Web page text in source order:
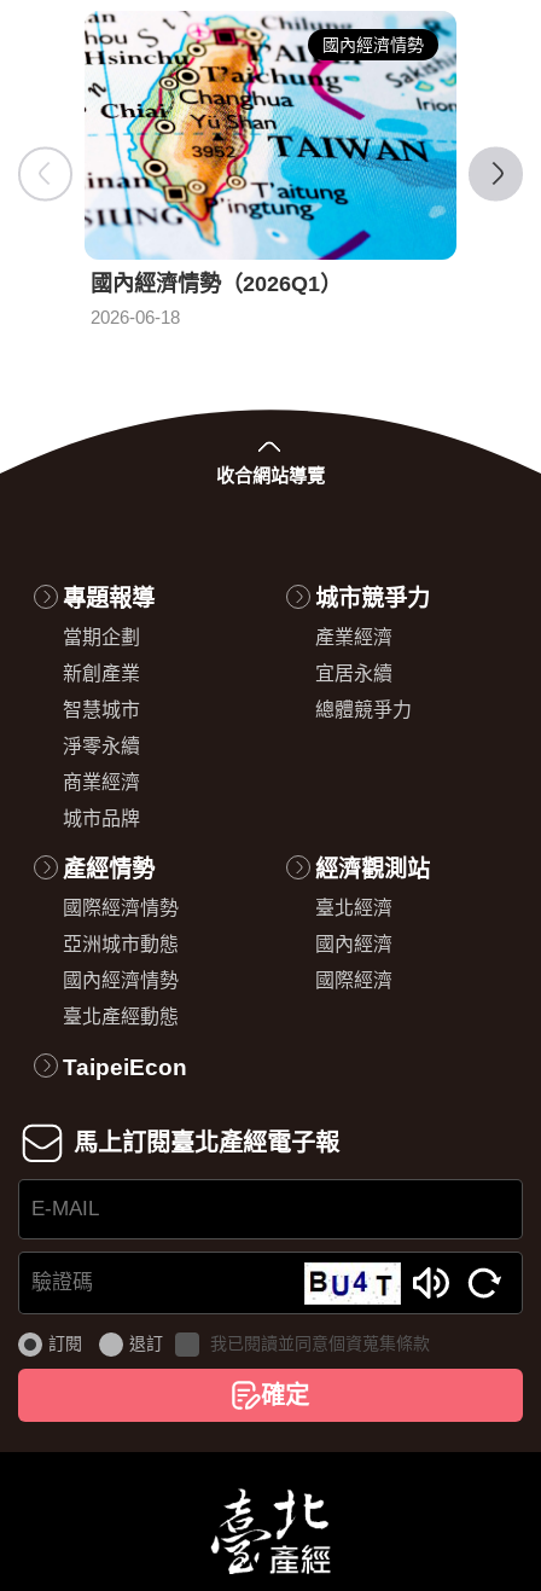
國內經濟情勢
國內經濟情勢（2026Q1）
2026-06-18
發布日期：
收合網站導覽
專題報導
當期企劃
新創產業
智慧城市
淨零永續
商業經濟
城市品牌
城市競爭力
產業經濟
宜居永續
總體競爭力
產經情勢
國際經濟情勢
亞洲城市動態
國內經濟情勢
臺北產經動態
經濟觀測站
臺北經濟
國內經濟
國際經濟
TaipeiEcon
馬上訂閱臺北產經電子報
E-
MAIL
證
碼
訂閱 退訂 我已閱讀並同意個資蒐集條款
確定